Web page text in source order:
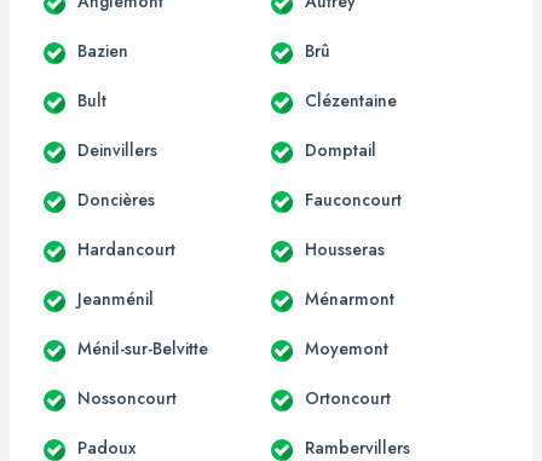
Bazien Brû
Bult Clézentaine
Deinvillers Domptail
Doncières Fauconcourt
Hardancourt Housseras
Jeanménil Ménarmont
Ménil-sur-Belvitte Moyemont
Nossoncourt Ortoncourt
Padoux Rambervillers